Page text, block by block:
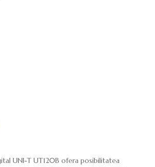
UNI-T UT120B ofera posibilitatea